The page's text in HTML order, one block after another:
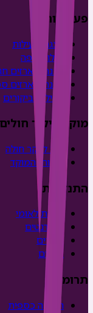
פעילויות
הצגת פעילות
עגלות קפה
הכנת מארזים
הכנת מארזים
פעילות ביקורים
מוקד ביקור חולים
איך לבקר חולה
שירותי המוקד
התנדבות
שירות לאומי
סטודנטים
צעירים
בוגרים
תרומה
תרומה כספית